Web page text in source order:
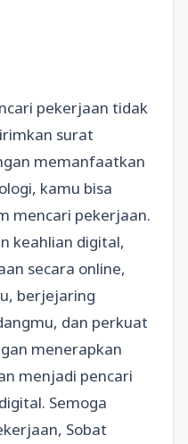
pekerjaan tidak
surat
memanfaatkan
kamu bisa
mencari pekerjaan.
keahlian digital,
secara online,
berjejaring
dan perkuat
menerapkan
menjadi pencari
Semoga
Sobat